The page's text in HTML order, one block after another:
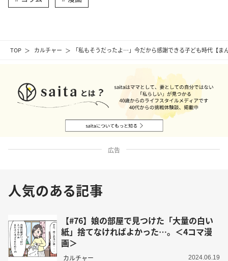
TOP カルチャー 「私もそうだったよ…」今だから感謝できる子ども時代【ま
広告
人気のある記事
【#76】娘の部屋で見つけた「大量の白い
紙」捨てなければよかった…。＜4コマ漫
画＞
カルチャー 2024.06.19